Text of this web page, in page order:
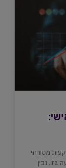
מסורתי
ותגובתי למודל המערכתי של קופת גמל להשקעה ira. נבין